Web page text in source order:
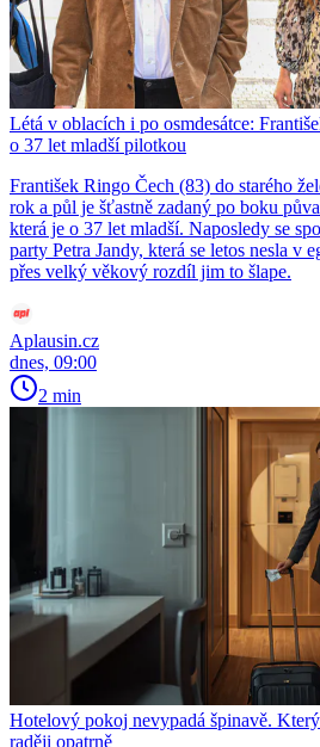
Létá v oblacích i po osmdesátce:
o 37 let mladší pilotkou
František Ringo Čech (83) do starého
rok a půl je šťastně zadaný po boku
která je o 37 let mladší. Naposledy se
party Petra Jandy, která se letos nesla v
přes velký věkový rozdíl jim to šlape.
Aplausin.cz
dnes, 09:00
2 min
Hotelový pokoj nevypadá špinavě.
raději opatrně